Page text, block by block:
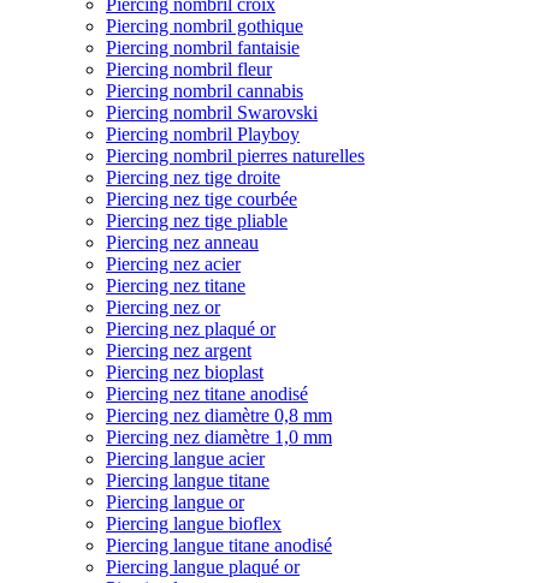
Piercing nombril croix
Piercing nombril gothique
Piercing nombril fantaisie
Piercing nombril fleur
Piercing nombril cannabis
Piercing nombril Swarovski
Piercing nombril Playboy
Piercing nombril pierres naturelles
Piercing nez tige droite
Piercing nez tige courbée
Piercing nez tige pliable
Piercing nez anneau
Piercing nez acier
Piercing nez titane
Piercing nez or
Piercing nez plaqué or
Piercing nez argent
Piercing nez bioplast
Piercing nez titane anodisé
Piercing nez diamètre 0,8 mm
Piercing nez diamètre 1,0 mm
Piercing langue acier
Piercing langue titane
Piercing langue or
Piercing langue bioflex
Piercing langue titane anodisé
Piercing langue plaqué or